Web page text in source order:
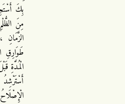
بِكَ
مِنَ
طَوَارِقِ
الْمُدَّةِ